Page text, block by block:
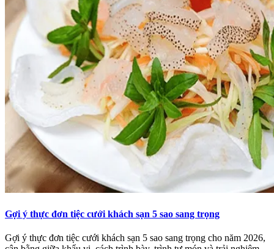
Gợi ý thực đơn tiệc cưới khách sạn 5 sao sang trọng
Gợi ý thực đơn tiệc cưới khách sạn 5 sao sang trọng cho năm 2026,